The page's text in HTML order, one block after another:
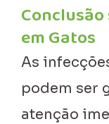
em Gatos
As
podem ser
atenção